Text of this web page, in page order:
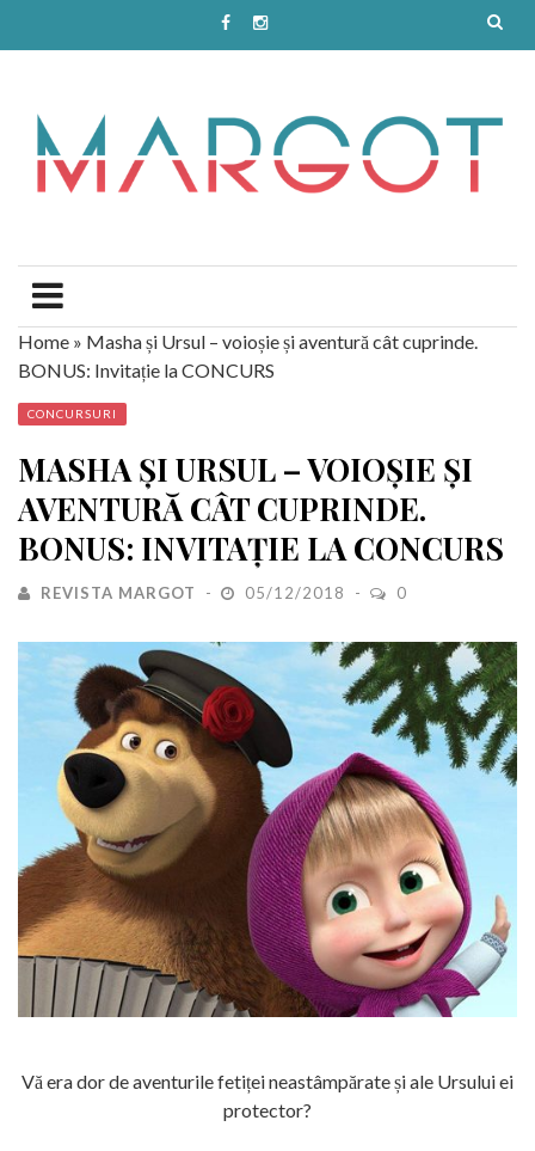
Home » Masha și Ursul – voioșie și aventură cât cuprinde.
BONUS: Invitație la CONCURS
CONCURSURI
MASHA ȘI URSUL – VOIOȘIE ȘI
AVENTURĂ CÂT CUPRINDE.
BONUS: INVITAȚIE LA CONCURS
REVISTA MARGOT 05/12/2018 0
Vă era dor de aventurile fetiței neastâmpărate și ale Ursului ei
protector?